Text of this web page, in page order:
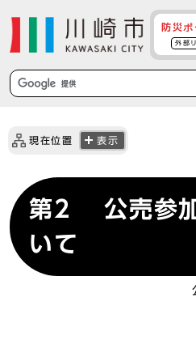
防災ポ
外部
現在位置 表示
第2 公売参加
いて